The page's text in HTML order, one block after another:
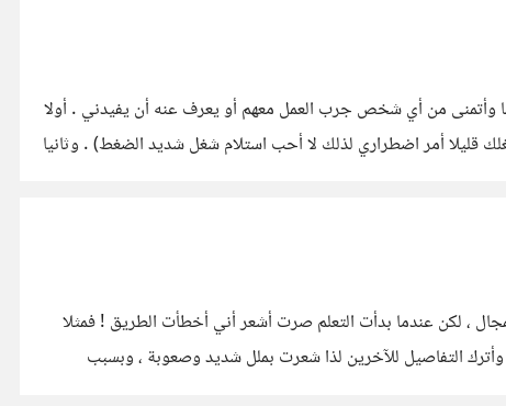
وأتمنى من أي شخص جرب العمل معهم أو يعرف عنه أن يفيدني . أولا
قليلا أمر اضطراري لذلك لا أحب استلام شغل شديد الضغط) . وثانيا
، لكن عندما بدأت التعلم صرت أشعر أني أخطأت الطريق ! فمثلا
التفاصيل للآخرين لذا شعرت بملل شديد وصعوبة ، وبسبب